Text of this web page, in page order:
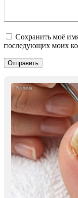
Сохранить моё
последующих моих